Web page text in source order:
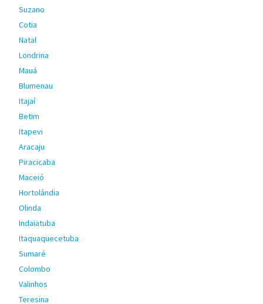
Suzano
Cotia
Natal
Londrina
Mauá
Blumenau
Itajaí
Betim
Itapevi
Aracaju
Piracicaba
Maceió
Hortolândia
Olinda
Indaiatuba
Itaquaquecetuba
Sumaré
Colombo
Valinhos
Teresina